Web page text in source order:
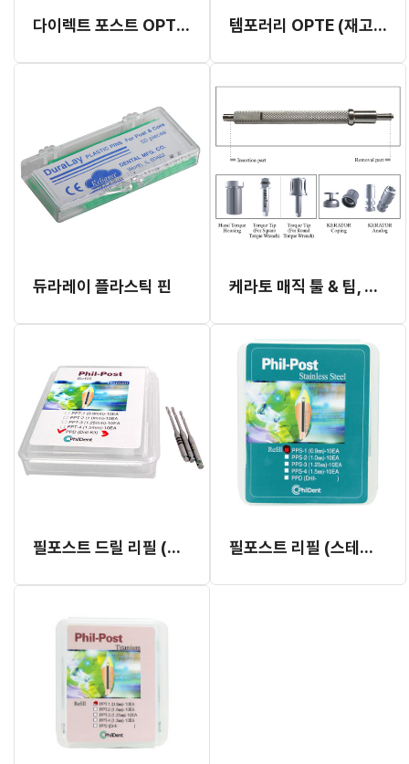
다이렉트 포스트 OPT (재고 소진 후 단종) 템포러리 OPTE (재고 소진 후 단종)
듀라레이 플라스틱 핀 케라토 매직 툴 & 팁, 하우징
필포스트 드릴 리필 (공용) 필포스트 리필 (스테일레스 스틸)